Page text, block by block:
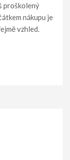
proškolený
nákupu je
vzhled.